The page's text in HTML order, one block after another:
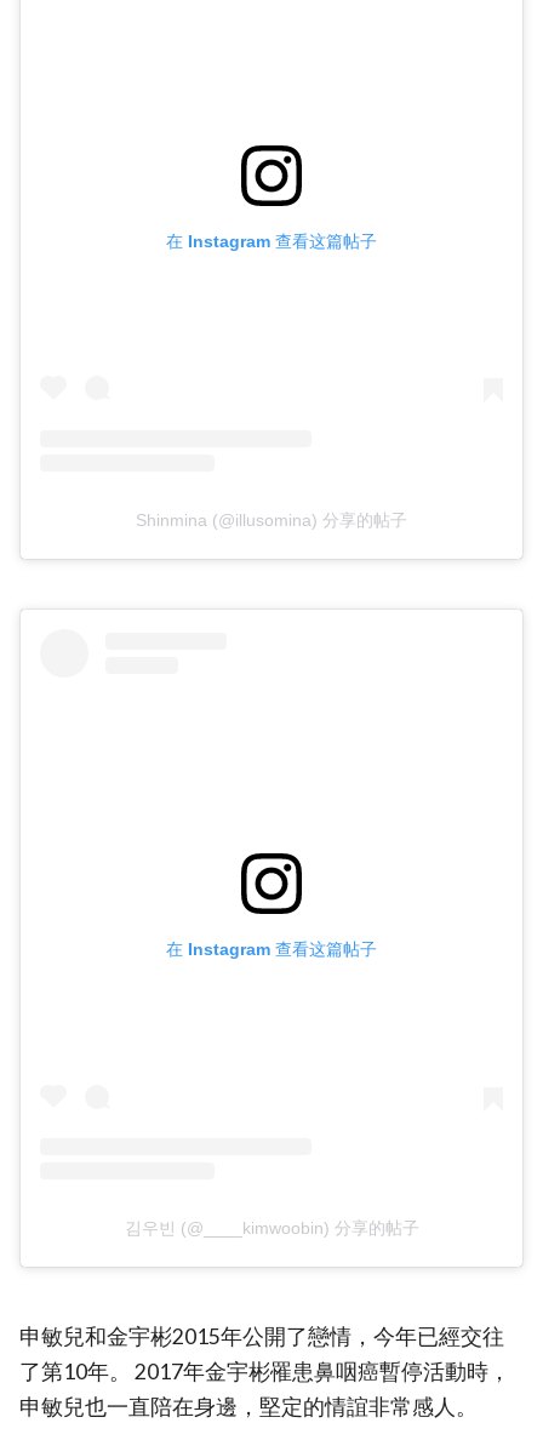
在 Instagram 查看这篇帖子
Shinmina (@illusomina) 分享的帖子
在 Instagram 查看这篇帖子
김우빈 (@____kimwoobin) 分享的帖子
申敏兒和金宇彬2015年公開了戀情，今年已經交往
了第10年。 2017年金宇彬罹患鼻咽癌暫停活動時，
申敏兒也一直陪在身邊，堅定的情誼非常感人。